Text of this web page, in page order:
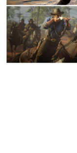
若ゲ
『うつ
一先生
なん
ゲーム
具体的